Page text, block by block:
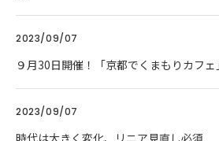
2023/09/07
９月30日開催！「京都でくまもりカフ
2023/09/07
時代は大きく変化、リニア見直し必須